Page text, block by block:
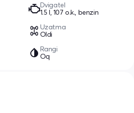
Dvigatel
1.5 l, 107 o.k., benzin
Uzatma
Oldi
Rangi
Oq